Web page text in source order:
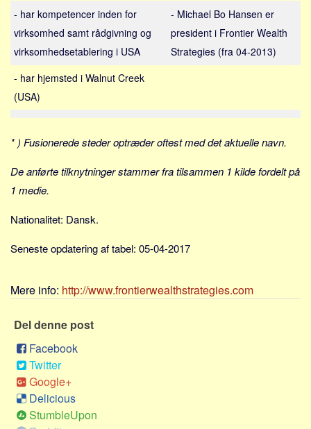
Sverige
Norge
Thailand
Italien
Grækenland
Alle
Nøgleord
Bolig
Job
Forbrug
Social sikring og sundhed
Transport
Alle
Aspekter
Køb og salg
- har kompetencer inden for
virksomhed samt rådgivning og
virksomhedsetablering i USA
- Michael Bo Hansen er
president i Frontier Wealth
Strategies (fra 04-2013)
- har hjemsted i Walnut Creek
(USA)
* ) Fusionerede steder optræder oftest med det aktuelle navn.
De anførte tilknytninger stammer fra tilsammen 1 kilde fordelt på
1 medie.
Nationalitet: Dansk.
Seneste opdatering af tabel: 05-04-2017
Mere info: http://www.frontierwealthstrategies.com
Del denne post
Facebook
Twitter
Google+
Delicious
StumbleUpon